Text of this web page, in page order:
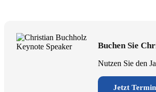
Buchen Sie
Nutzen Sie den
Jetzt